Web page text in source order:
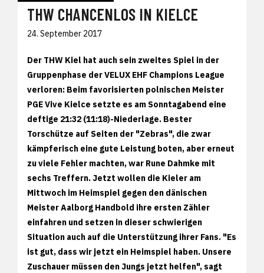
THW CHANCENLOS IN KIELCE
24. September 2017
Der THW Kiel hat auch sein zweites Spiel in der
Gruppenphase der VELUX EHF Champions League
verloren: Beim favorisierten polnischen Meister
PGE Vive Kielce setzte es am Sonntagabend eine
deftige 21:32 (11:18)-Niederlage. Bester
Torschütze auf Seiten der "Zebras", die zwar
kämpferisch eine gute Leistung boten, aber erneut
zu viele Fehler machten, war Rune Dahmke mit
sechs Treffern. Jetzt wollen die Kieler am
Mittwoch im Heimspiel gegen den dänischen
Meister Aalborg Handbold ihre ersten Zähler
einfahren und setzen in dieser schwierigen
Situation auch auf die Unterstützung ihrer Fans. "Es
ist gut, dass wir jetzt ein Heimspiel haben. Unsere
Zuschauer müssen den Jungs jetzt helfen", sagt